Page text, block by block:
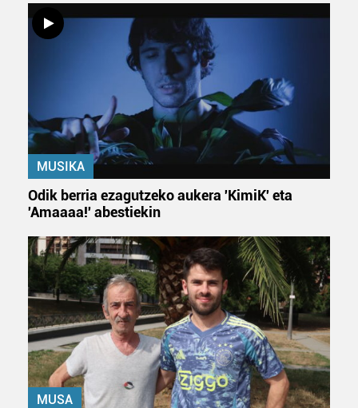
zure baimena Cookieen adierazpenean.
Webgune honek cookie propioak eta hirugarrenen cookie-
fitxategiak erabiltzen ditu. Zure esperientzia eta
zerbitzuak hobetzeko asmoz, cookie teknologiaz
baliatzen gara. Ohar hau onartuz gero, teknologia hori
erabiltzeko baimen esplizitua ematen diguzu.
irakurri
MUSIKA
Odik berria ezagutzeko aukera 'KimiK' eta
'Amaaaa!' abestiekin
MUSA